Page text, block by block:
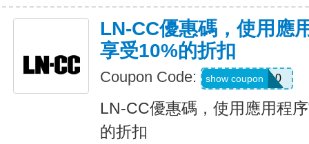
LN-CC優惠碼，使用應
享受10%的折扣
Coupon Code: APP10
show coupon
LN-CC優惠碼，使用應用程
的折扣